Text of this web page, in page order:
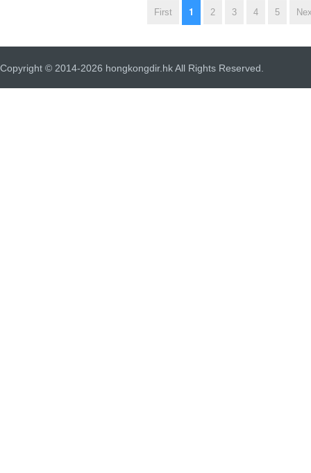
First 1 2 3 4 5
Copyright © 2014-2026 hongkongdir.hk All Rights Reserved.